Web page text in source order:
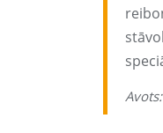
Avots: